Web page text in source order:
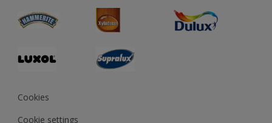
duluxpredajnafarieb.sk
Cookies
Cookie settings